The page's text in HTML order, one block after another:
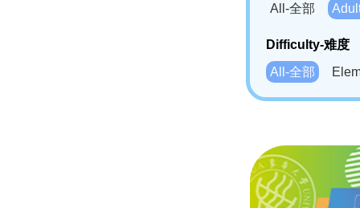
All-全部
Difficulty-难度
All-全部